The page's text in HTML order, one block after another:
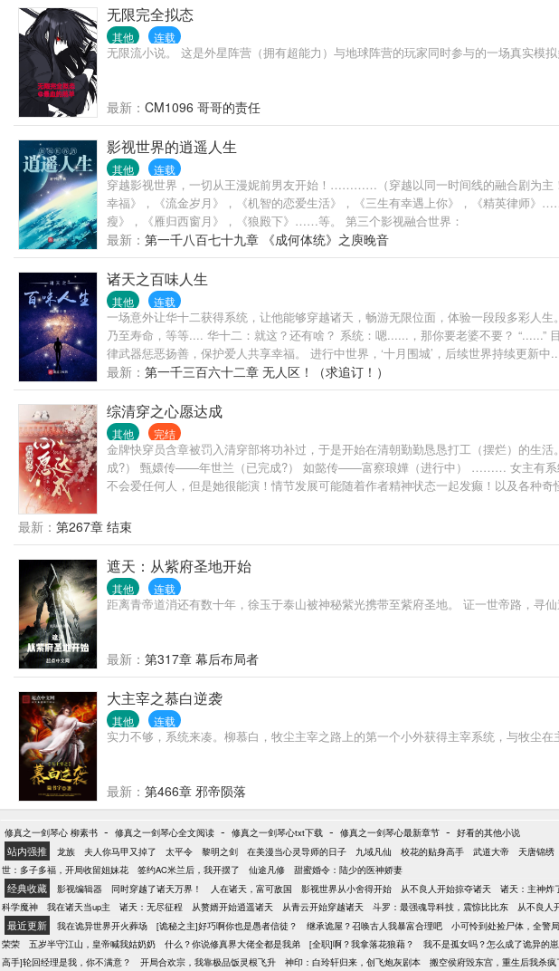
无限完全拟态
其他 连载
无限流小说。 这是外星阵营（拥有超能力）与地球阵营的玩家同时参与的一场真实模拟
最新： CM1096 哥哥的责任
影视世界的逍遥人生
其他 连载
穿越影视世界，一切从王漫妮前男友开始！…………（穿越以同一时间线的融合剧为
幸福》，《流金岁月》，《机智的恋爱生活》，《三生有幸遇上你》，《精英律师
瘦》，《雁归西窗月》，《狼殿下》……等。 第三个影视融合世界：
最新： 第一千八百七十九章 《成何体统》之庾晚音
诸天之百味人生
其他 连载
一场意外让华十二获得系统，让他能够穿越诸天，畅游无限位面，体验一段段多彩人
乃至寿命，等等.... 华十二：就这？还有啥？ 系统：嗯......，那你要老婆不要？ “......”
律武器惩恶扬善，保护爱人共享幸福。 进行中世界，‘十月围城’，后续世界持续更新中
最新： 第一千三百六十二章 无人区！（求追订！）
综清穿之心愿达成
其他 完结
金牌快穿员含章被罚入清穿部将功补过，于是开始在清朝勤勤恳恳打工（摆烂）
成?） 甄嬛传——年世兰（已完成?） 如懿传——富察琅嬅（进行中） ……… 女主有系
不会爱任何人，但是她很能演！情节发展可能随着作者精神状态一起发癫！以及各种奇
最新： 第267章 结束
遮天：从紫府圣地开始
其他 连载
距离青帝道消还有数十年，徐玉于泰山被神秘紫光携带至紫府圣地。 证一世帝路，寻仙
最新： 第317章 幕后布局者
大主宰之慕白逆袭
其他 连载
实力不够，系统来凑。柳慕白，牧尘主宰之路上的第一个小外获得主宰系统，与牧尘
最新： 第466章 邪帝陨落
修真之一剑琴心 柳素书 - 修真之一剑琴心全文阅读 - 修真之一剑琴心txt下载 - 修真之一剑琴心最新章节 - 好看的其他小说
站内强推 龙族 夫人你马甲又掉了 太平令 黎明之剑 在美漫当心灵导师的日子 九域凡仙 校花的贴身高手 武道大帝 天唐锦绣
世：多子多福，开局收留姐妹花
签约AC米兰后，我开摆了 仙途凡修 甜蜜婚令：陆少的医神娇妻
经典收藏 影视编辑器 同时穿越了诸天万界！ 人在诸天，富可敌国 影视世界从小舍得开始 从不良人开始掠夺诸天 诸天：主神炸
科学魔神
我在诸天当up主 诸天：无尽征程 从赘婿开始逍遥诸天 从青云开始穿越诸天 斗罗：最强魂导科技，震惊比比东 从不良人
最近更新 我在诡异世界开火葬场 [诡秘之主]好巧啊你也是愚者信徒？ 继承诡屋？召唤古人我暴富合理吧 小可怜到处捡尸体，全警
荣荣
五岁半守江山，皇帝喊我姑奶奶 什么？你说修真界大佬全都是我弟 [全职]啊？我拿落花狼藉？ 我不是孤女吗？怎么成了诡异的崽
高手]轮回经理是我，你不满意？
开局合欢宗，我靠极品饭灵根飞升 神印：白玲轩归来，创飞炮灰剧本 搬空侯府毁东宫，重生后我杀疯